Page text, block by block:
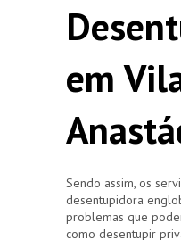
em
Sendo assim, os
desentupidora
problemas que
como desentupir